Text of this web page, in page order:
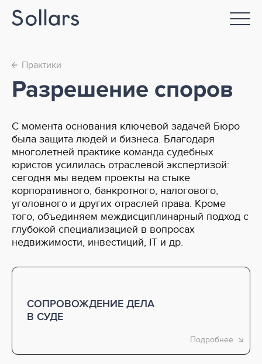
← Практики
Разрешение споров
С момента основания ключевой задачей Бюро
была защита людей и бизнеса. Благодаря
многолетней практике команда судебных
юристов усилилась отраслевой экспертизой:
сегодня мы ведем проекты на стыке
корпоративного, банкротного, налогового,
уголовного и других отраслей права. Кроме
того, объединяем междисциплинарный подход с
глубокой специализацией в вопросах
недвижимости, инвестиций, IT и др.
СОПРОВОЖДЕНИЕ ДЕЛА
В СУДЕ